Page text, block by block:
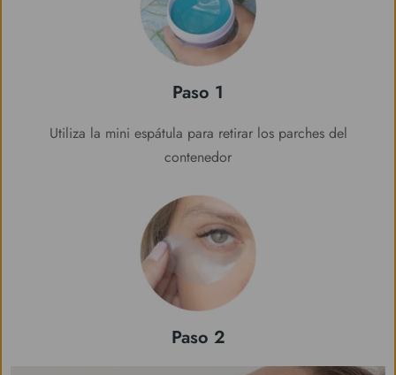
Paso 1
Utiliza la mini espátula para retirar los parches del
contenedor
Paso 2